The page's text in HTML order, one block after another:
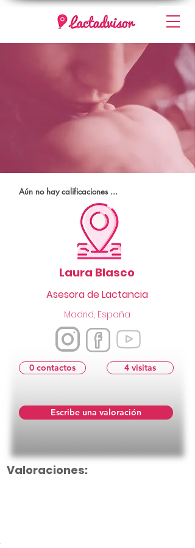
Aún no hay calificaciones ...
Laura Blasco
Asesora de Lactancia
Madrid, España
0 contactos 4 visitas
Escribe una valoración
Valoraciones: